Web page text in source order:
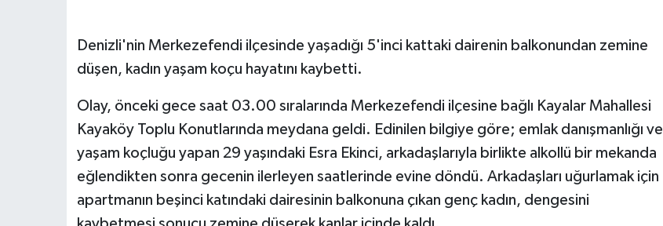
Denizli'nin Merkezefendi ilçesinde yaşadığı 5'inci kattaki dairenin balkonundan zemine
düşen, kadın yaşam koçu hayatını kaybetti.
Olay, önceki gece saat 03.00 sıralarında Merkezefendi ilçesine bağlı Kayalar Mahallesi
Kayaköy Toplu Konutlarında meydana geldi. Edinilen bilgiye göre; emlak danışmanlığı ve
yaşam koçluğu yapan 29 yaşındaki Esra Ekinci, arkadaşlarıyla birlikte alkollü bir mekanda
eğlendikten sonra gecenin ilerleyen saatlerinde evine döndü. Arkadaşları uğurlamak için
apartmanın beşinci katındaki dairesinin balkonuna çıkan genç kadın, dengesini